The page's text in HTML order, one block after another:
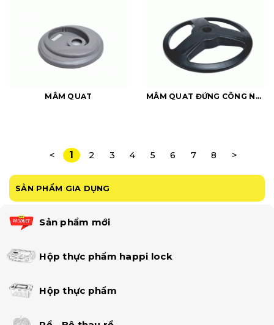
SẢN PHẨM GIA DỤNG
Sản phẩm mới
Hộp thực phẩm happi lock
Hộp thực phẩm
MÂM QUẠT MÂM QUẠT ĐỨNG CÔNG NGHIỆP
< 1 2 3 4 5 6 7 8 >